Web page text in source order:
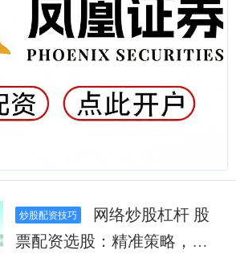
炒股配资技巧
票配资选股：精准策略，稳